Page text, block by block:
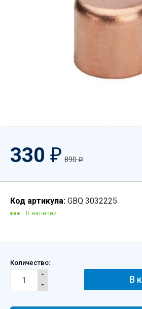
330 ₽ 890₽
Код артикула: GBQ 3032225
В наличии
Количество: